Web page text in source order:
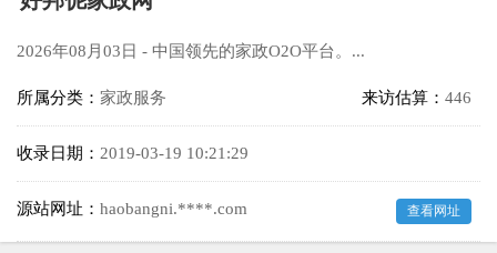
2026年08月03日 - 中国领先的家政O2O平台。...
所属分类： 家政服务 来访估算： 446
收录日期： 2019-03-19 10:21:29
源站网址： haobangni.****.com 查看网址